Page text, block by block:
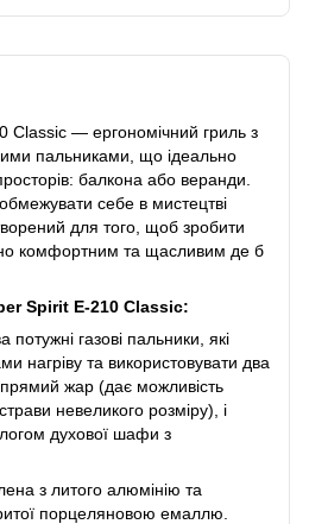
Classic — ергономічний гриль з
пальниками, що ідеально
балкона або веранди.
себе в мистецтві
для того, щоб зробити
комфортним та щасливим де б
Spirit E-210 Classic:
газові пальники, які
нагріву та використовувати два
жар (дає можливість
невеликого розміру), і
духової шафи з
​​з литого алюмінію та
порцеляновою емаллю.